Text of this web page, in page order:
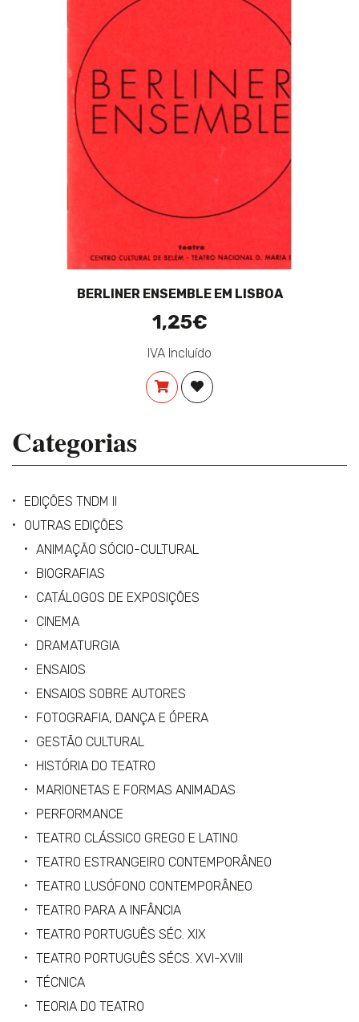
BERLINER ENSEMBLE EM LISBOA
1,25€
IVA Incluído
COMPRARADICIONAR À LISTA DE
Categorias
EDIÇÕES TNDM II
OUTRAS EDIÇÕES
ANIMAÇÃO SÓCIO-CULTURAL
BIOGRAFIAS
CATÁLOGOS DE EXPOSIÇÕES
CINEMA
DRAMATURGIA
ENSAIOS
ENSAIOS SOBRE AUTORES
FOTOGRAFIA, DANÇA E ÓPERA
GESTÃO CULTURAL
HISTÓRIA DO TEATRO
MARIONETAS E FORMAS ANIMADAS
PERFORMANCE
TEATRO CLÁSSICO GREGO E LATINO
TEATRO ESTRANGEIRO CONTEMPORÂNEO
TEATRO LUSÓFONO CONTEMPORÂNEO
TEATRO PARA A INFÂNCIA
TEATRO PORTUGUÊS SÉC. XIX
TEATRO PORTUGUÊS SÉCS. XVI-XVIII
TÉCNICA
TEORIA DO TEATRO